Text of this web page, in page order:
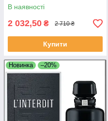
В наявності
2 032,50 ₴ 2 710 ₴
Купити
Новинка –20%